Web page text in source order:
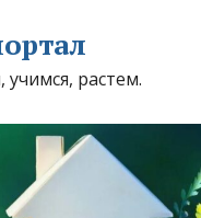
учимся, растем.